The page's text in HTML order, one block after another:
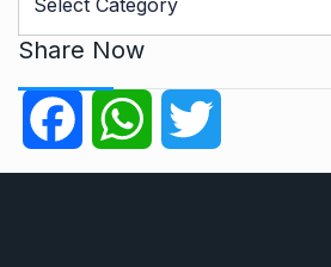
t
o
r
Share Now
a
W
h w